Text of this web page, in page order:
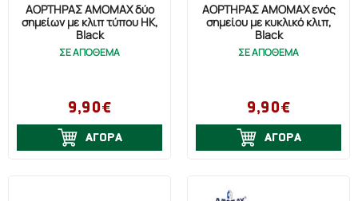
ΑΟΡΤΗΡΑΣ AMOMAX δύο
σημείων με κλιπ τύπου HK,
Black
ΣΕ ΑΠΟΘΕΜΑ
9,90€
ΑΓΟΡΑ
ΑΟΡΤΗΡΑΣ AMOMAX ενός
σημείου με κυκλικό κλιπ,
Black
ΣΕ ΑΠΟΘΕΜΑ
9,90€
ΑΓΟΡΑ